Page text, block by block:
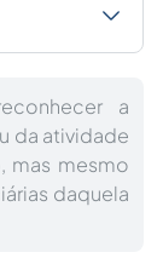
a
da atividade
mas mesmo
daquela